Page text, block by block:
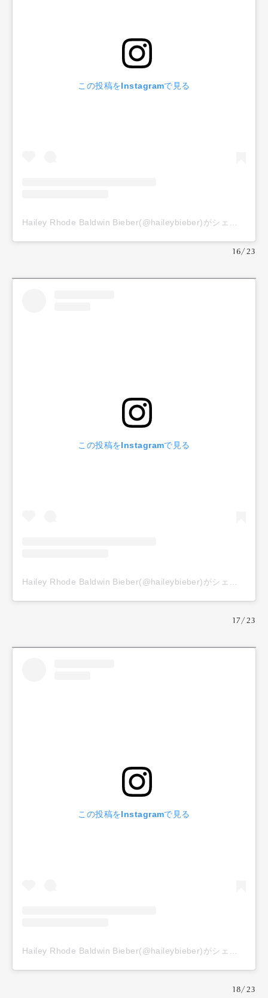
この投稿をInstagramで見る
16/23
この投稿をInstagramで見る
17/23
この投稿をInstagramで見る
18/23